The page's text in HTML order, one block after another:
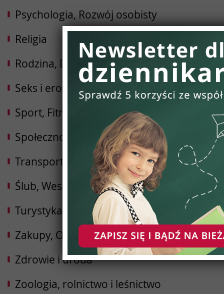
Psychologia, Rozwój osobisty
Religia
Rodzina, Dziecko, Ciąża
Seks i erotyka
Sport, Fitness, Kulturystyka
Społeczności
Transport i Logistyka
Ślub, Wesele
Turystyka, Podróże, Hotele
Zakupy, Opinie
Zdrowie i uroda
Zoologia, rolnictwo i leśnictwo